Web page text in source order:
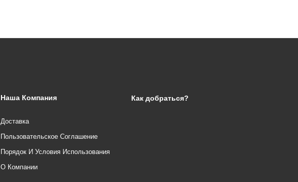
Наша Компания
Доставка
Пользовательское Соглашение
Порядок И Условия Использования
О Компании
Как добраться?